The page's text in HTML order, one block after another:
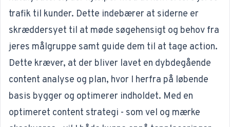
trafik til kunder. Dette indebærer at siderne er
skræddersyet til at møde søgehensigt og behov fra
jeres målgruppe samt guide dem til at tage action.
Dette kræver, at der bliver lavet en dybdegående
content analyse og plan, hvor I herfra på løbende
basis bygger og optimerer indholdet. Med en
optimeret content strategi - som vel og mærke